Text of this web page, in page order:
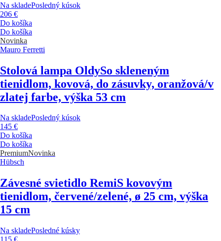
Na skladePosledný kúsok
206 €
Do košíka
Do košíka
Novinka
Mauro Ferretti
Stolová lampa OldySo skleneným
tienidlom, kovová, do zásuvky, oranžová/v
zlatej farbe, výška 53 cm
Na skladePosledný kúsok
145 €
Do košíka
Do košíka
PremiumNovinka
Hübsch
Závesné svietidlo RemiS kovovým
tienidlom, červené/zelené, ø 25 cm, výška
15 cm
Na skladePosledné kúsky